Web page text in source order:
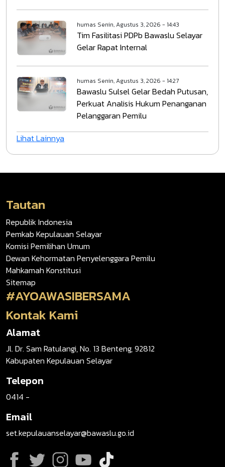
humas Senin, Agustus 3, 2026 - 14:43
Tim Fasilitasi PDPb Bawaslu Selayar
Gelar Rapat Internal
humas Senin, Agustus 3, 2026 - 14:27
Bawaslu Sulsel Gelar Bedah Putusan,
Perkuat Analisis Hukum Penanganan
Pelanggaran Pemilu
Lihat Lainnya
Tautan
Republik Indonesia
Pemkab Kepulauan Selayar
Komisi Pemilihan Umum
Dewan Kehormatan Penyelenggara Pemilu
Mahkamah Konstitusi
Sitemap
#AYOAWASIBERSAMA
Kontak Kami
Alamat
Jl. Dr. Sam Ratulangi, No. 13 Benteng, 92812
Kabupaten Kepulauan Selayar
Telepon
0414 -
Email
set.kepulauanselayar@bawaslu.go.id